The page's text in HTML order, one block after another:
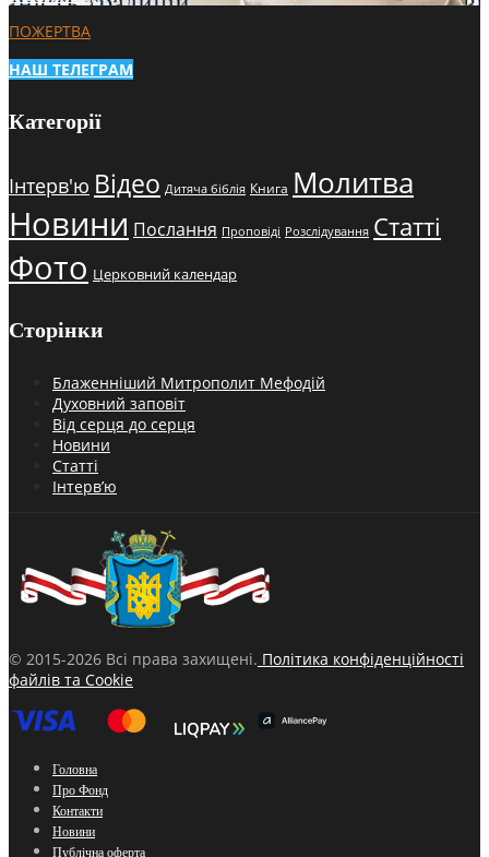
ПОЖЕРТВА
НАШ ТЕЛЕГРАМ
Категорії
Інтерв'ю Відео Дитяча біблія Книга Молитва
Новини Послання Проповіді Розслідування Статті
Фото Церковний календар
Сторінки
Блаженніший Митрополит Мефодій
Духовний заповіт
Від серця до серця
Новини
Статті
Інтерв’ю
© 2015-2026 Всі права захищені. Політика конфіденційності
файлів та Cookie
Головна
Про Фонд
Контакти
Новини
Публічна оферта